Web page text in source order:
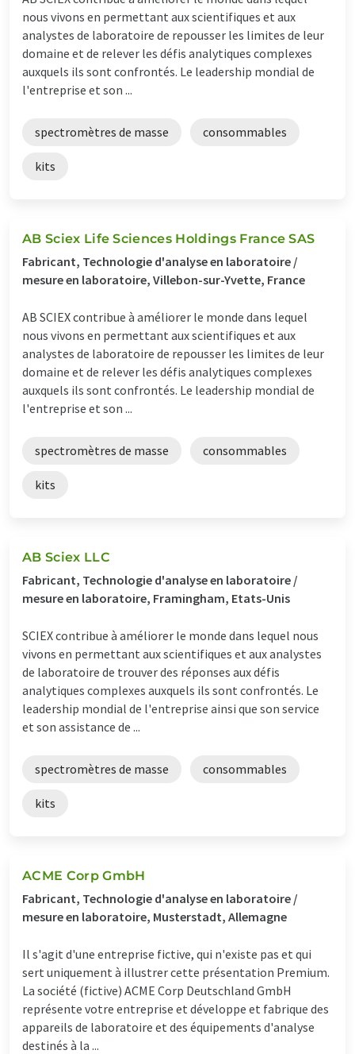
nous vivons en permettant aux scientifiques et aux
analystes de laboratoire de repousser les limites de leur
domaine et de relever les défis analytiques complexes
auxquels ils sont confrontés. Le leadership mondial de
l'entreprise et son ...
spectromètres de masse consommables
kits
AB Sciex Life Sciences Holdings France SAS
Fabricant, Technologie d'analyse en laboratoire /
mesure en laboratoire, Villebon-sur-Yvette, France
AB SCIEX contribue à améliorer le monde dans lequel
nous vivons en permettant aux scientifiques et aux
analystes de laboratoire de repousser les limites de leur
domaine et de relever les défis analytiques complexes
auxquels ils sont confrontés. Le leadership mondial de
l'entreprise et son ...
spectromètres de masse consommables
kits
AB Sciex LLC
Fabricant, Technologie d'analyse en laboratoire /
mesure en laboratoire, Framingham, Etats-Unis
SCIEX contribue à améliorer le monde dans lequel nous
vivons en permettant aux scientifiques et aux analystes
de laboratoire de trouver des réponses aux défis
analytiques complexes auxquels ils sont confrontés. Le
leadership mondial de l'entreprise ainsi que son service
et son assistance de ...
spectromètres de masse consommables
kits
ACME Corp GmbH
Fabricant, Technologie d'analyse en laboratoire /
mesure en laboratoire, Musterstadt, Allemagne
Il s'agit d'une entreprise fictive, qui n'existe pas et qui
sert uniquement à illustrer cette présentation Premium.
La société (fictive) ACME Corp Deutschland GmbH
représente votre entreprise et développe et fabrique des
appareils de laboratoire et des équipements d'analyse
destinés à la ...